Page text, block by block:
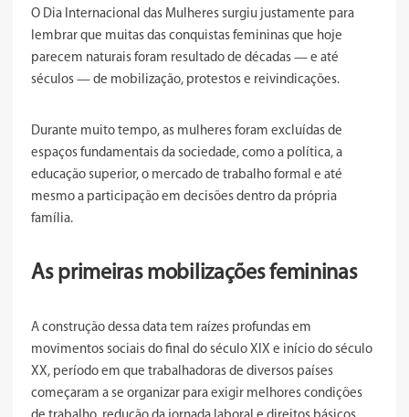
O Dia Internacional das Mulheres surgiu justamente para
lembrar que muitas das conquistas femininas que hoje
parecem naturais foram resultado de décadas — e até
séculos — de mobilização, protestos e reivindicações.
Durante muito tempo, as mulheres foram excluídas de
espaços fundamentais da sociedade, como a política, a
educação superior, o mercado de trabalho formal e até
mesmo a participação em decisões dentro da própria
família.
As primeiras mobilizações femininas
A construção dessa data tem raízes profundas em
movimentos sociais do final do século XIX e início do século
XX, período em que trabalhadoras de diversos países
começaram a se organizar para exigir melhores condições